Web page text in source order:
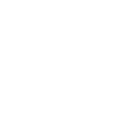
que no debería faltar en
veraniego de cualquier
Las fiestas y
Otro tema que puede ser
plasmar todo el arte que
España durante la